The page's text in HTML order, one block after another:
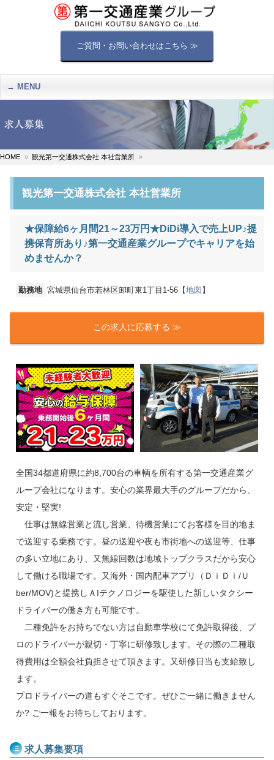
ご質問・お問い合わせはこちら ≫
MENU
HOME 観光第一交通株式会社 本社営業所
観光第一交通株式会社 本社営業所
★保障給6ヶ月間21～23万円★DiDi導入で売上UP♪提
携保育所あり♪第一交通産業グループでキャリアを始
めませんか？
勤務地 宮城県仙台市若林区卸町東1丁目1-56【地図】
この求人に応募する ≫
全国34都道府県に約8,700台の車輌を所有する第一交通産業グ
ループ会社になります。安心の業界最大手のグループだから、
安定・堅実!
仕事は無線営業と流し営業、待機営業にてお客様を目的地ま
で送迎する乗務です。昼の送迎や夜も市街地への送迎等、仕事
の多い立地にあり、又無線回数は地域トップクラスだから安心
して働ける職場です。又海外・国内配車アプリ（ＤｉＤｉ/Ｕ
ber/MOV)と提携しＡIテクノロジーを駆使した新しいタクシー
ドライバーの働き方も可能です。
二種免許をお持ちでない方は自動車学校にて免許取得後、プ
ロのドライバーが親切・丁寧に研修致します。その際の二種取
得費用は全額会社負担させて頂きます。又研修日当も支給致し
ます。
プロドライバーの道もすぐそこです。ぜひご一緒に働きません
か? ご一報をお待ちしております。
求人募集要項